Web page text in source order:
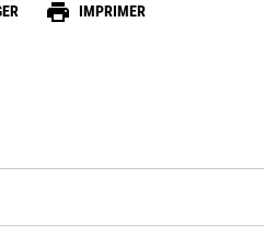
print IMPRIMER